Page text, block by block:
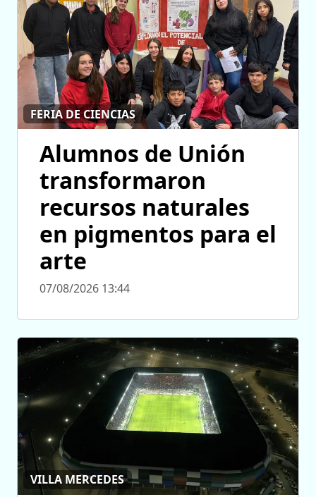
FERIA DE CIENCIAS
Alumnos de Unión
transformaron
recursos naturales
en pigmentos para el
arte
07/08/2026 13:44
VILLA MERCEDES